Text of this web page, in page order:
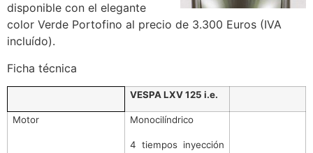
disponible con el elegante
color Verde Portofino al precio de 3.300 Euros (IVA
incluído).
Ficha técnica
VESPA LXV 125 i.e.
Motor Monocilíndrico
4 tiempos inyección